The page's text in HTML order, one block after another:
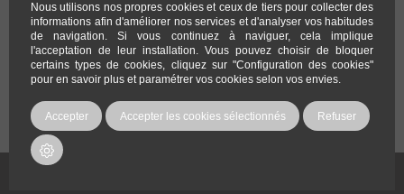
Nous utilisons nos propres cookies et ceux de tiers pour collecter des
informations afin d'améliorer nos services et d'analyser vos habitudes
de navigation. Si vous continuez à naviguer, cela implique
l'acceptation de leur installation. Vous pouvez choisir de bloquer
certains types de cookies, cliquez sur "Configuration des cookies"
pour en savoir plus et paramétrer vos cookies selon vos envies.
Accepter Accepter les cookies sélectionnés Refuser
NEWSLETTER